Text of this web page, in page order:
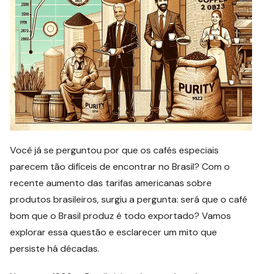
Você já se perguntou por que os cafés especiais
parecem tão difíceis de encontrar no Brasil? Com o
recente aumento das tarifas americanas sobre
produtos brasileiros, surgiu a pergunta: será que o café
bom que o Brasil produz é todo exportado? Vamos
explorar essa questão e esclarecer um mito que
persiste há décadas.